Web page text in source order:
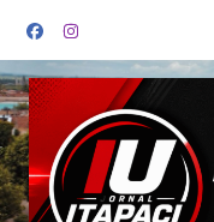
para
o
conteúdo